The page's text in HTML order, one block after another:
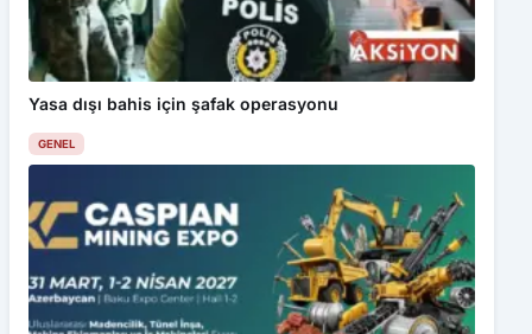
Yasa dışı bahis için şafak operasyonu
GENEL